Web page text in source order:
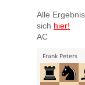
Alle
sich hier!
AC